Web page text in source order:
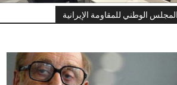
الوطني للمقاومة الإيرانية